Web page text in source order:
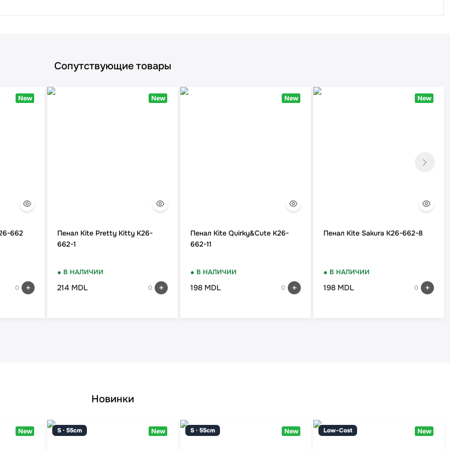
Сопутствующие товары
New
662
0
New
Пенал Kite Pretty Kitty K26-
662-1
● В НАЛИЧИИ
214 MDL 0
New
Пенал Kite Quirky&Cute K26-
662-11
● В НАЛИЧИИ
198 MDL 0
New
Пенал Kite Sakura K26-662-8
● В НАЛИЧИИ
198 MDL 0
Новинки
New S · 55cm New S · 55cm New Low-Cost New